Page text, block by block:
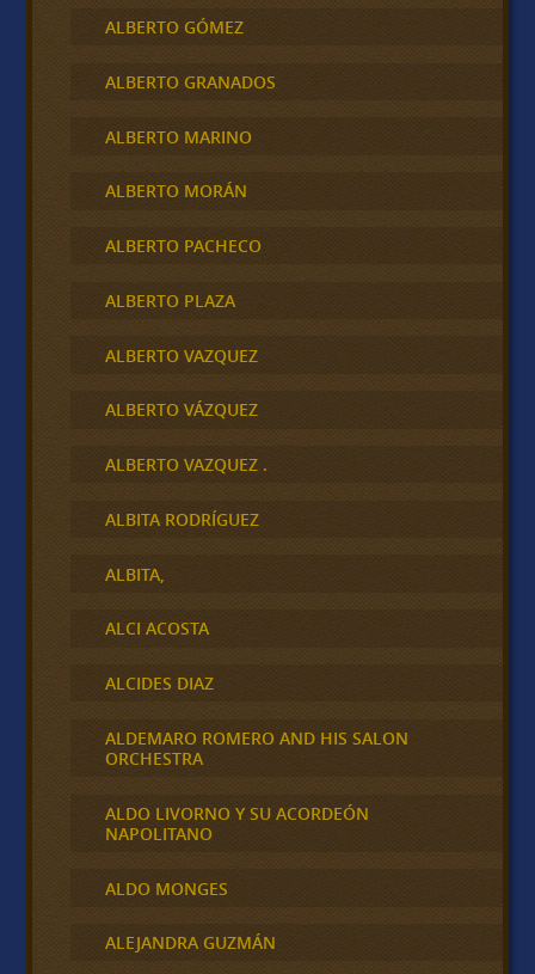
ALBERTO GÓMEZ
ALBERTO GRANADOS
ALBERTO MARINO
ALBERTO MORÁN
ALBERTO PACHECO
ALBERTO PLAZA
ALBERTO VAZQUEZ
ALBERTO VÁZQUEZ
ALBERTO VAZQUEZ .
ALBITA RODRÍGUEZ
ALBITA,
ALCI ACOSTA
ALCIDES DIAZ
ALDEMARO ROMERO AND HIS SALON
ORCHESTRA
ALDO LIVORNO Y SU ACORDEÓN
NAPOLITANO
ALDO MONGES
ALEJANDRA GUZMÁN